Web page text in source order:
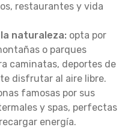
restaurantes y vida
naturaleza: opta por
o parques
caminatas, deportes de
disfrutar al aire libre.
famosas por sus
y spas, perfectas
energía.